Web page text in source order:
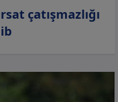
çatışmazlığı